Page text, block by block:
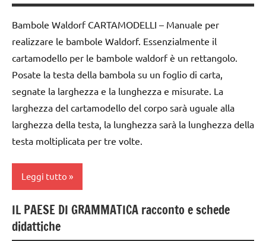
GUIDA
DIDATTICA
TUTTI GLI
ARGOMENTI
PER ETA'
TUTTI GLI
ARTICOLI
Waldorf
6
anni
DELL'ANNO
GUIDA
WALDORF
Inverno
Natale
STAGIONI
Bambole Waldorf CARTAMODELLI – Manuale per
realizzare le bambole Waldorf. Essenzialmente il
cartamodello per le bambole waldorf è un rettangolo.
Posate la testa della bambola su un foglio di carta,
segnate la larghezza e la lunghezza e misurate. La
larghezza del cartamodello del corpo sarà uguale alla
larghezza della testa, la lunghezza sarà la lunghezza della
testa moltiplicata per tre volte.
Leggi tutto
bambole
cartamodelli
IL PAESE DI GRAMMATICA racconto e schede
didattiche